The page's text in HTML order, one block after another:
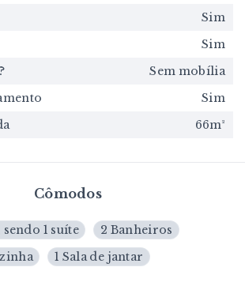
Cômodos
1 suíte
2 Banheiros
1 Sala de jantar
Sim
Sim
Sem mobília
Sim
66m²